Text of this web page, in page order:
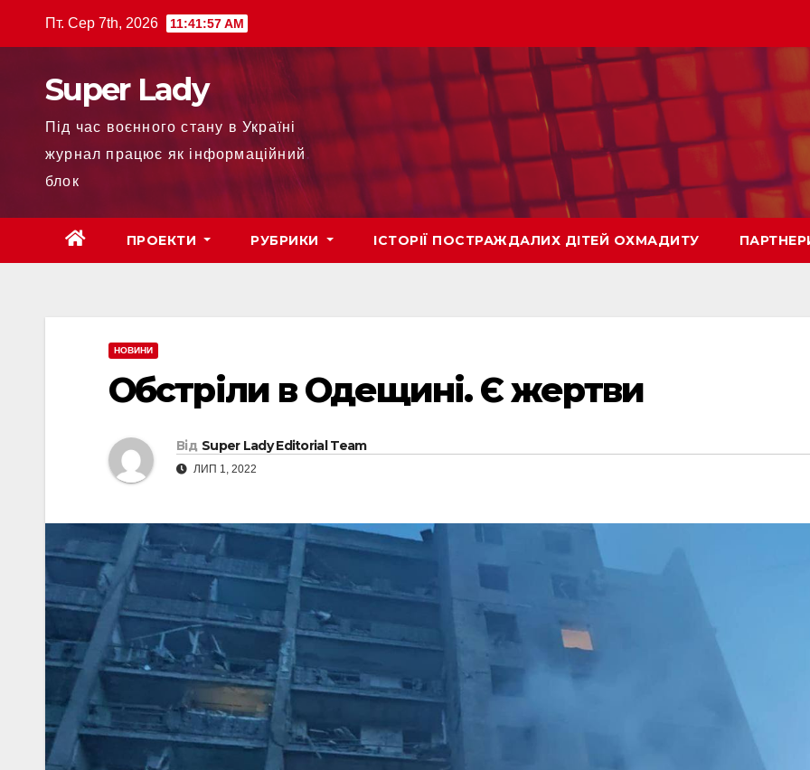
Пт. Сер 7th, 2026 11:41:59 AM
Super Lady
Під час воєнного стану в Україні
журнал працює як інформаційний
блок
ПРОЕКТИ РУБРИКИ ІСТОРІЇ ПОСТРАЖДАЛИХ ДІТЕЙ ОХМАДИТУ
НОВИНИ
Обстріли в Одещині. Є жертви
Від Super Lady Editorial Team
ЛИП 1, 2022